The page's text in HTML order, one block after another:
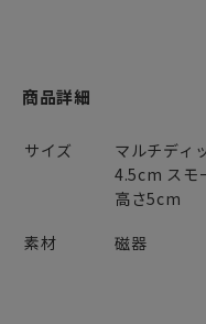
商品詳細
サイズ
マルチディ
4.5cm スモ
高さ5cm
素材
磁器